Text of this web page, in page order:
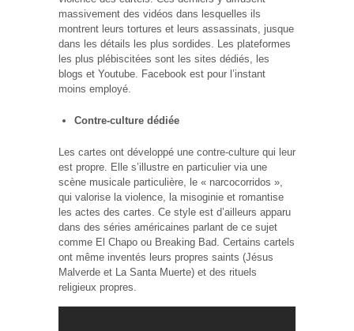
massivement des vidéos dans lesquelles ils
montrent leurs tortures et leurs assassinats, jusque
dans les détails les plus sordides. Les plateformes
les plus plébiscitées sont les sites dédiés, les
blogs et Youtube. Facebook est pour l’instant
moins employé.
Contre-culture dédiée
Les cartes ont développé une contre-culture qui leur
est propre. Elle s’illustre en particulier via une
scène musicale particulière, le « narcocorridos »,
qui valorise la violence, la misoginie et romantise
les actes des cartes. Ce style est d’ailleurs apparu
dans des séries américaines parlant de ce sujet
comme El Chapo ou Breaking Bad. Certains cartels
ont même inventés leurs propres saints (Jésus
Malverde et La Santa Muerte) et des rituels
religieux propres.